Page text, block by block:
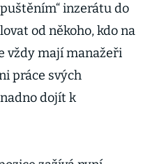
inzerátu do
od někoho, kdo na
vždy mají manažeři
práce svých
dojít k